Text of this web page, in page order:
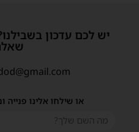
יש לכם עדכון
או שילחו אלינו פנייה